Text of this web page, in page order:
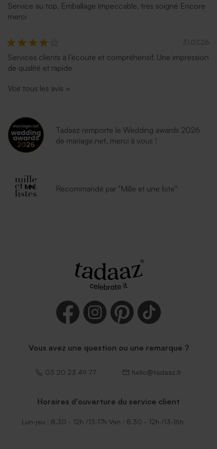
Service au top. Emballage impeccable, très soigné Encore
merci
31.07.26
Services clients à l’écoute et compréhensif. Une impression
de qualité et rapide
Voir tous les avis >
Tadaaz remporte le Wedding awards 2026
de mariage.net, merci à vous !
Recommandé par "Mille et une liste"
Vous avez une question ou une remarque ?
03 20 23 49 77 hello@tadaaz.fr
Horaires d'ouverture du service client
Lun-jeu : 8.30 - 12h /13-17h Ven : 8.30 - 12h /13-16h